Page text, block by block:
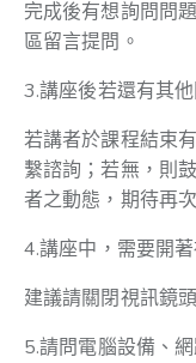
完成後有想詢問問
區留言提問。
3.講座後若還有其
若講者於課程結束
繫諮詢；若無，則
者之動態，期待再
4.講座中，需要開
建議請關閉視訊鏡
5.請問電腦設備、